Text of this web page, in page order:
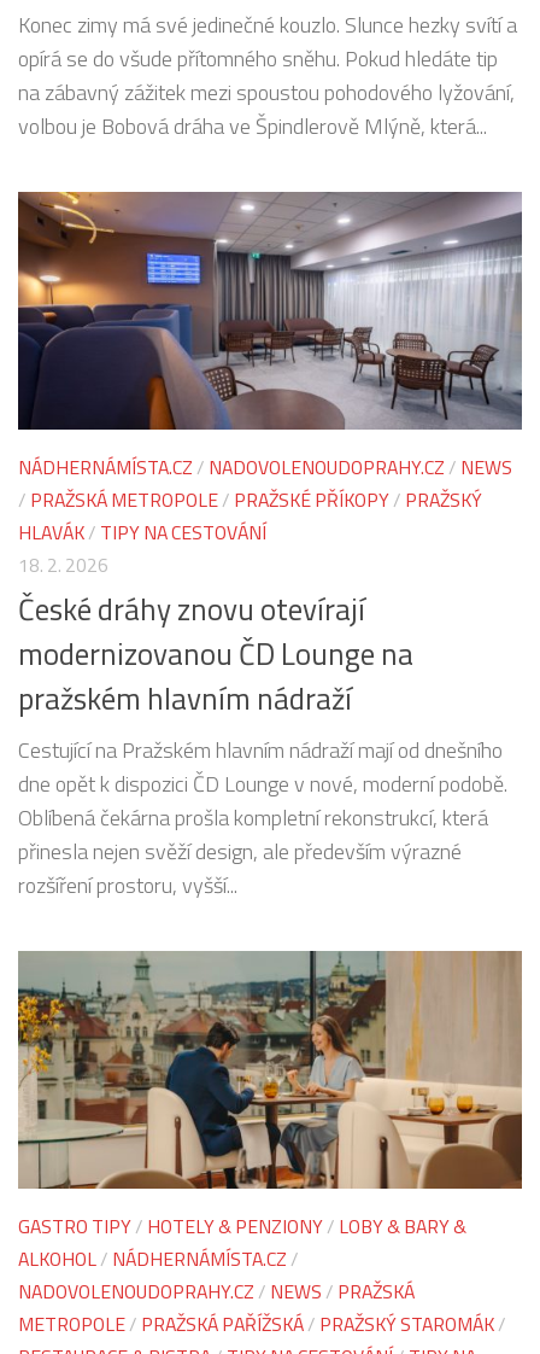
Konec zimy má své jedinečné kouzlo. Slunce hezky svítí a
opírá se do všude přítomného sněhu. Pokud hledáte tip
na zábavný zážitek mezi spoustou pohodového lyžování,
volbou je Bobová dráha ve Špindlerově Mlýně, která...
NÁDHERNÁMÍSTA.CZ / NADOVOLENOUDOPRAHY.CZ / NEWS
/ PRAŽSKÁ METROPOLE/ PRAŽSKÉ PŘÍKOPY/ PRAŽSKÝ
HLAVÁK/ TIPY NA CESTOVÁNÍ
18. 2. 2026
České dráhy znovu otevírají
modernizovanou ČD Lounge na
pražském hlavním nádraží
Cestující na Pražském hlavním nádraží mají od dnešního
dne opět k dispozici ČD Lounge v nové, moderní podobě.
Oblíbená čekárna prošla kompletní rekonstrukcí, která
přinesla nejen svěží design, ale především výrazné
rozšíření prostoru, vyšší...
GASTRO TIPY/ HOTELY & PENZIONY/ LOBY & BARY &
ALKOHOL/ NÁDHERNÁMÍSTA.CZ /
NADOVOLENOUDOPRAHY.CZ / NEWS / PRAŽSKÁ
METROPOLE/ PRAŽSKÁ PAŘÍŽSKÁ/ PRAŽSKÝ STAROMÁK/